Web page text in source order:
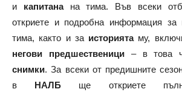
и капитанана тима. Във всеки
откриете и подробна информация за
тима, както и за историятаму,
негови предшественици– в това
снимки. За всеки от предишните
в НАЛБ ще откриете